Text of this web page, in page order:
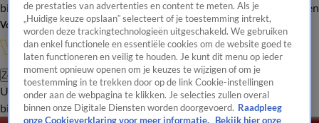
bijwonenPodcastShopVeelgestelde vragenKijkersvraag insturen
Volg Vandaag Inside
Zoeken
UitzendingenVandaag InsideDe OranjezomerShopUitzending
bijwonen
de prestaties van advertenties en content te meten. Als je
„Huidige keuze opslaan” selecteert of je toestemming intrekt,
worden deze trackingtechnologieën uitgeschakeld. We gebruiken
dan enkel functionele en essentiële cookies om de website goed te
laten functioneren en veilig te houden. Je kunt dit menu op ieder
moment opnieuw openen om je keuzes te wijzigen of om je
toestemming in te trekken door op de link Cookie-instellingen
onder aan de webpagina te klikken. Je selecties zullen overal
binnen onze Digitale Diensten worden doorgevoerd. Raadpleeg
onze Cookieverklaring voor meer informatie.
Bekijk hier onze